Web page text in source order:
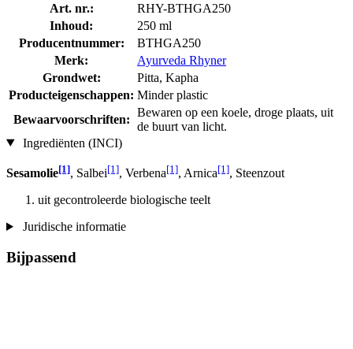
Art. nr.:
RHY-BTHGA250
Inhoud:
250 ml
Producentnummer:
BTHGA250
Merk:
Ayurveda Rhyner
Grondwet:
Pitta, Kapha
Producteigenschappen: Minder plastic
Bewaarvoorschriften:
Bewaren op een koele, droge plaats, uit
de buurt van licht.
Ingrediënten (INCI)
Sesamolie[1], Salbei[1], Verbena[1], Arnica[1], Steenzout
uit gecontroleerde biologische teelt
Juridische informatie
Bijpassend